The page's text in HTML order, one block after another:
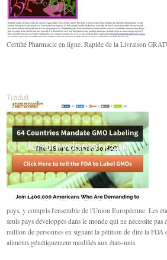
Certifié Pharmacie en ligne. Rapide de la Livraison
pays, y compris l'ensemble de l'Union Européenne. Les
seuls pays développés dans le monde qui ne nécessite
million de personnes en signant la pétition de dire la FDA
aliments génétiquement modifiés aux états-unis.